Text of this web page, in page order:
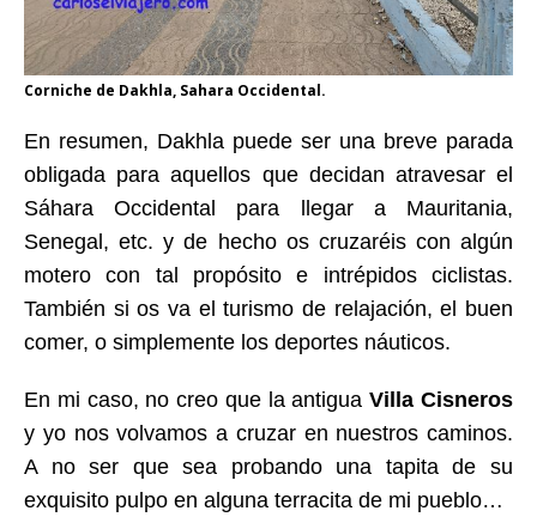
Corniche de Dakhla, Sahara Occidental.
En resumen, Dakhla puede ser una breve parada
obligada para aquellos que decidan atravesar el
Sáhara Occidental para llegar a Mauritania,
Senegal, etc. y de hecho os cruzaréis con algún
motero con tal propósito e intrépidos ciclistas.
También si os va el turismo de relajación, el buen
comer, o simplemente los deportes náuticos.
En mi caso, no creo que la antiguaVilla Cisneros
y yo nos volvamos a cruzar en nuestros caminos.
A no ser que sea probando una tapita de su
exquisito pulpo en alguna terracita de mi pueblo…